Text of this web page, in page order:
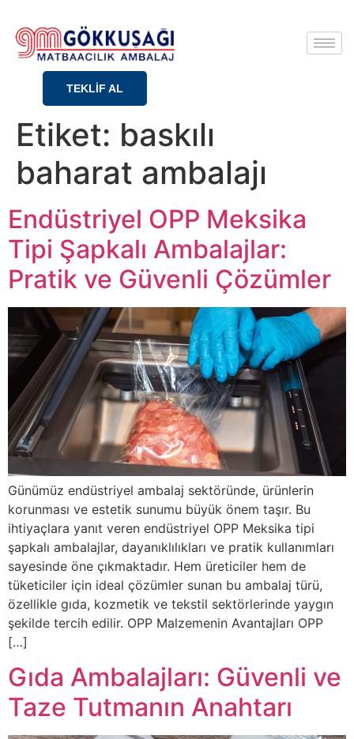
TEKLİF AL
Etiket: baskılı
baharat ambalajı
Endüstriyel OPP Meksika
Tipi Şapkalı Ambalajlar:
Pratik ve Güvenli Çözümler
Günümüz endüstriyel ambalaj sektöründe, ürünlerin
korunması ve estetik sunumu büyük önem taşır. Bu
ihtiyaçlara yanıt veren endüstriyel OPP Meksika tipi
şapkalı ambalajlar, dayanıklılıkları ve pratik kullanımları
sayesinde öne çıkmaktadır. Hem üreticiler hem de
tüketiciler için ideal çözümler sunan bu ambalaj türü,
özellikle gıda, kozmetik ve tekstil sektörlerinde yaygın
şekilde tercih edilir. OPP Malzemenin Avantajları OPP
[…]
Gıda Ambalajları: Güvenli ve
Taze Tutmanın Anahtarı